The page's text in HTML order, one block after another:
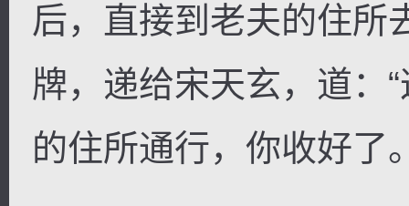
后，直接到老夫的住所
牌，递给宋天玄，道：
的住所通行，你收好了